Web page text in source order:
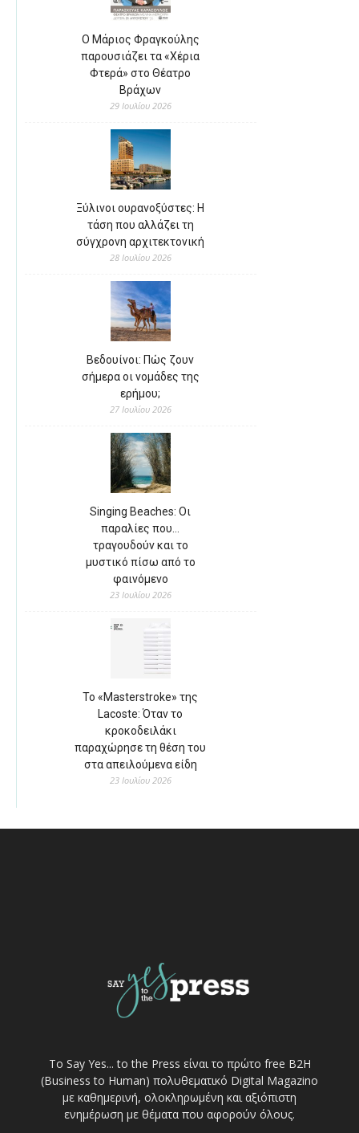
Ο Μάριος Φραγκούλης
παρουσιάζει τα «Χέρια
Φτερά» στο Θέατρο
Βράχων
29 Ιουλίου 2026
Ξύλινοι ουρανοξύστες: Η
τάση που αλλάζει τη
σύγχρονη αρχιτεκτονική
28 Ιουλίου 2026
Βεδουίνοι: Πώς ζουν
σήμερα οι νομάδες της
ερήμου;
27 Ιουλίου 2026
Singing Beaches: Οι
παραλίες που…
τραγουδούν και το
μυστικό πίσω από το
φαινόμενο
23 Ιουλίου 2026
Το «Masterstroke» της
Lacoste: Όταν το
κροκοδειλάκι
παραχώρησε τη θέση του
στα απειλούμενα είδη
23 Ιουλίου 2026
Το Say Yes... to the Press είναι το πρώτο free Β2Η
(Business to Human) πολυθεματικό Digital Magazino
με καθημερινή, ολοκληρωμένη και αξιόπιστη
ενημέρωση με θέματα που αφορούν όλους.